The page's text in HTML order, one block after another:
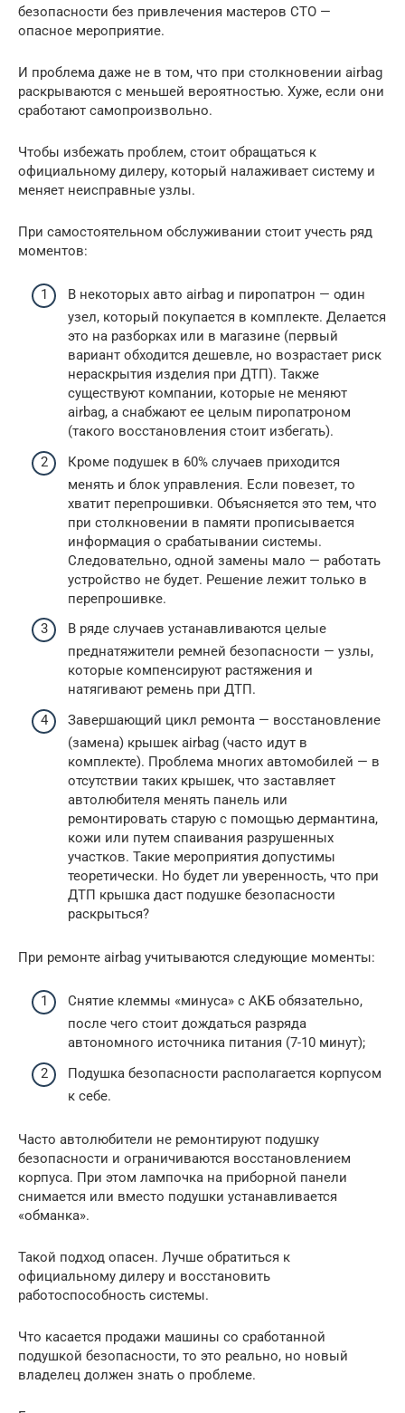
безопасности без привлечения мастеров СТО —
опасное мероприятие.
И проблема даже не в том, что при столкновении airbag
раскрываются с меньшей вероятностью. Хуже, если они
сработают самопроизвольно.
Чтобы избежать проблем, стоит обращаться к
официальному дилеру, который налаживает систему и
меняет неисправные узлы.
При самостоятельном обслуживании стоит учесть ряд
моментов:
В некоторых авто airbag и пиропатрон — один
узел, который покупается в комплекте. Делается
это на разборках или в магазине (первый
вариант обходится дешевле, но возрастает риск
нераскрытия изделия при ДТП). Также
существуют компании, которые не меняют
airbag, а снабжают ее целым пиропатроном
(такого восстановления стоит избегать).
Кроме подушек в 60% случаев приходится
менять и блок управления. Если повезет, то
хватит перепрошивки. Объясняется это тем, что
при столкновении в памяти прописывается
информация о срабатывании системы.
Следовательно, одной замены мало — работать
устройство не будет. Решение лежит только в
перепрошивке.
В ряде случаев устанавливаются целые
преднатяжители ремней безопасности — узлы,
которые компенсируют растяжения и
натягивают ремень при ДТП.
Завершающий цикл ремонта — восстановление
(замена) крышек airbag (часто идут в
комплекте). Проблема многих автомобилей — в
отсутствии таких крышек, что заставляет
автолюбителя менять панель или
ремонтировать старую с помощью дермантина,
кожи или путем спаивания разрушенных
участков. Такие мероприятия допустимы
теоретически. Но будет ли уверенность, что при
ДТП крышка даст подушке безопасности
раскрыться?
При ремонте airbag учитываются следующие моменты:
Снятие клеммы «минуса» с АКБ обязательно,
после чего стоит дождаться разряда
автономного источника питания (7-10 минут);
Подушка безопасности располагается корпусом
к себе.
Часто автолюбители не ремонтируют подушку
безопасности и ограничиваются восстановлением
корпуса. При этом лампочка на приборной панели
снимается или вместо подушки устанавливается
«обманка».
Такой подход опасен. Лучше обратиться к
официальному дилеру и восстановить
работоспособность системы.
Что касается продажи машины со сработанной
подушкой безопасности, то это реально, но новый
владелец должен знать о проблеме.